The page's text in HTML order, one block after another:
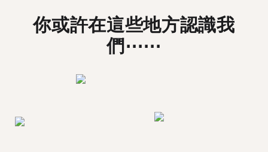
你或許在這些地方認識我
們⋯⋯